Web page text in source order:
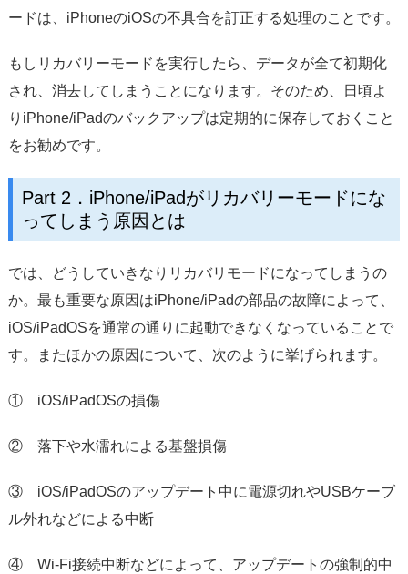
ードは、iPhoneのiOSの不具合を訂正する処理のことです。
もしリカバリーモードを実行したら、データが全て初期化
され、消去してしまうことになります。そのため、日頃よ
りiPhone/iPadのバックアップは定期的に保存しておくこと
をお勧めです。
Part 2．iPhone/iPadがリカバリーモードにな
ってしまう原因とは
では、どうしていきなりリカバリモードになってしまうの
か。最も重要な原因はiPhone/iPadの部品の故障によって、
iOS/iPadOSを通常の通りに起動できなくなっていることで
す。またほかの原因について、次のように挙げられます。
① iOS/iPadOSの損傷
② 落下や水濡れによる基盤損傷
③ iOS/iPadOSのアップデート中に電源切れやUSBケーブ
ル外れなどによる中断
④ Wi-Fi接続中断などによって、アップデートの強制的中